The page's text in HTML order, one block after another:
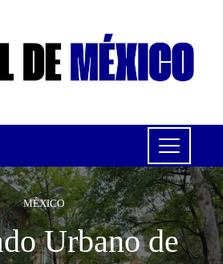
MÉXICO
Urbano de